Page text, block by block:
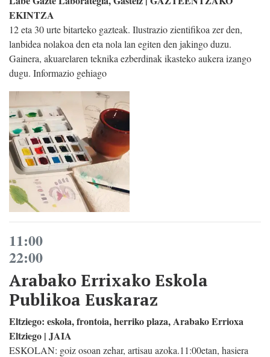
EKINTZA
12 eta 30 urte bitarteko gazteak. Ilustrazio zientifikoa zer den,
lanbidea nolakoa den eta nola lan egiten den jakingo duzu.
Gainera, akuarelaren teknika ezberdinak ikasteko aukera izango
dugu. Informazio gehiago
11:00
22:00
Arabako Errixako Eskola
Publikoa Euskaraz
Eltziego: eskola, frontoia, herriko plaza, Arabako Errioxa
Eltziego | JAIA
ESKOLAN: goiz osoan zehar, artisau azoka.11:00etan, hasiera